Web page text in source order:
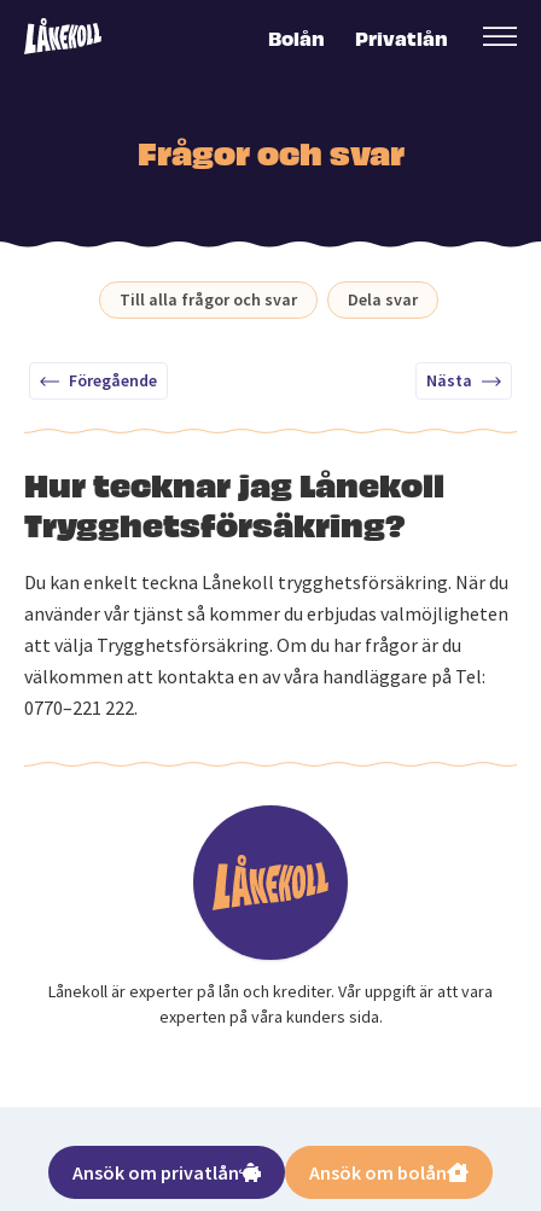
Bolån Privatlån
Frågor och svar
Till alla frågor och svar Dela svar
Föregående Nästa
Hur tecknar jag Lånekoll
Trygghetsförsäkring?
Du kan enkelt teckna Lånekoll trygghetsförsäkring. När du
använder vår tjänst så kommer du erbjudas valmöjligheten
att välja Trygghetsförsäkring. Om du har frågor är du
välkommen att kontakta en av våra handläggare på Tel:
0770–221 222.
Lånekoll är experter på lån och krediter. Vår uppgift är att vara
experten på våra kunders sida.
Ansök om privatlån Ansök om bolån